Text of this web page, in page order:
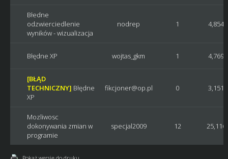
Błedne
odzwierciedlenie
wyników - wizualizacja
nodrep 1 4,854
Błędne XP wojtas_gkm 1 4,769
[BŁĄD
TECHNICZNY] Błędne
XP
fikcjoner@op.pl 0 3,151
Mozliwosc
dokonywania zmian w
programie
specjal2009 12 25,116